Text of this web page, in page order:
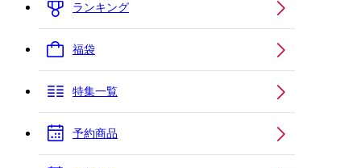
ランキング
福袋
特集一覧
予約商品